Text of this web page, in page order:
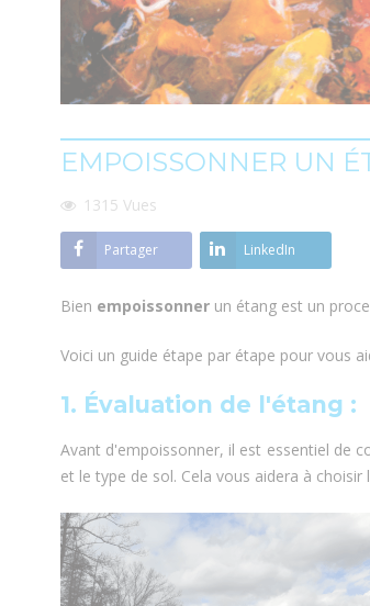
LES 4 SOLUTIONS POUR EFFECTUER
LE CURAGE D'UN ÉTANG !
8507
vues
EMPOISSONNER UN
1315 Vues
Partager LinkedIn
Bien empoissonnerun étang est un
Voici un guide étape par étape pour vous
1. Évaluation de l'étang :
Avant d'empoissonner, il est essentiel de
et le type de sol. Cela vous aidera à